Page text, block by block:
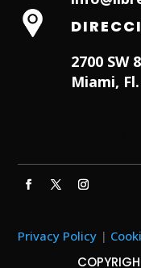
2700 SW
Miami,
Privacy Policy |